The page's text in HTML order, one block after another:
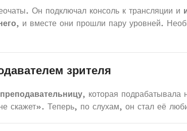
Он подключал консоль к трансляции и
, и вместе они прошли пару уровней.
зрителя
, которая
скажет». Теперь, по слухам, он стал её